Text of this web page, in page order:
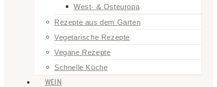
West- & Osteuropa
Rezepte aus dem Garten
Vegetarische Rezepte
Vegane Rezepte
Schnelle Küche
WEIN